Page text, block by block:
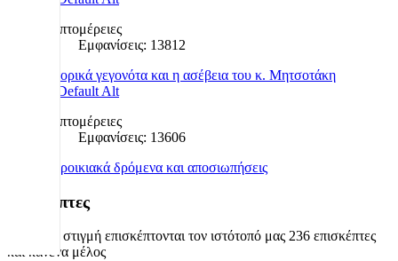
Λεπτομέρειες
Εμφανίσεις: 13812
Ιστορικά γεγονότα και η ασέβεια του κ. Μητσοτάκη
Λεπτομέρειες
Εμφανίσεις: 13606
Παροικιακά δρόμενα και αποσιωπήσεις
Επισκέπτες
Αυτήν τη στιγμή επισκέπτονται τον ιστότοπό μας 236 επισκέπτες
και κανένα μέλος